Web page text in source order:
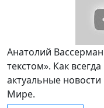
Анатолий
текстом». Как
актуальные
Мире.